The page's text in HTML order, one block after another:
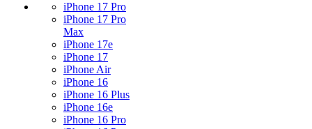
iPhone 17 Pro
iPhone 17 Pro
Max
iPhone 17e
iPhone 17
iPhone Air
iPhone 16
iPhone 16 Plus
iPhone 16e
iPhone 16 Pro